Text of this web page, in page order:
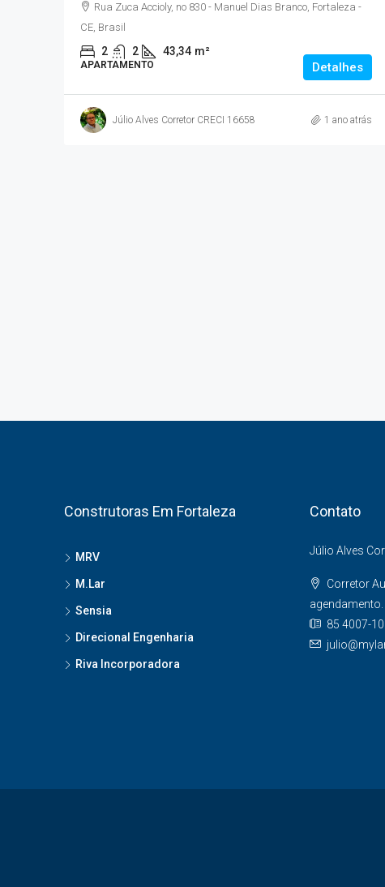
Rua Zuca Accioly, no 830 - Manuel Dias Branco, Fortaleza -
CE, Brasil
2 2 43,34 m²
APARTAMENTO Detalhes
Júlio Alves Corretor CRECI 16658 1 ano atrás
Monte Castelo, Fortaleza - CE, Brasil
Construtoras Em Fortaleza
MRV
M.Lar
Sensia
Direcional Engenharia
Riva Incorporadora
Contato
Júlio Alves
Corretor
agendamento.
85 4007-